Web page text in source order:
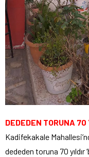
DEDEDEN TORUNA
Kadifekakale
dededen toruna 70